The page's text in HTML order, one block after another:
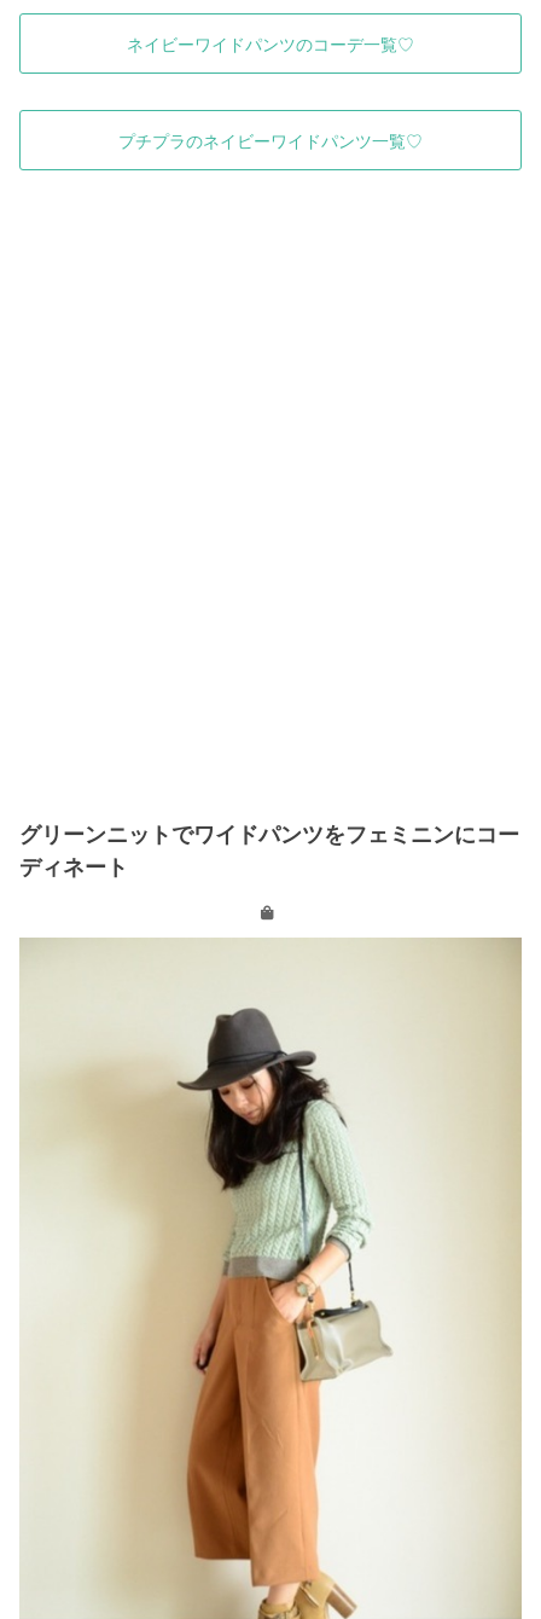
ネイビーワイドパンツのコーデ一覧♡
プチプラのネイビーワイドパンツ一覧♡
グリーンニットでワイドパンツをフェミニンにコー
ディネート